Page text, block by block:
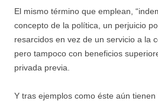
El mismo término que emplean,
concepto de la política, un perjuicio
resarcidos en vez de un servicio a la
pero tampoco con beneficios
privada previa.
Y tras ejemplos como éste aún